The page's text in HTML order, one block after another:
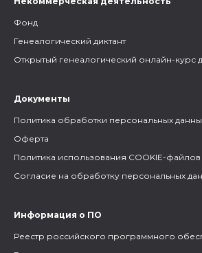
Фонд
Генеалогический диктант
Открытый генеалогический онлайн-курс
Документы
Политика обработки персональных
Оферта
Политика использования COOKIE-файлов
Согласие на обработку персональных
Информация о ПО
Реестр российского программного